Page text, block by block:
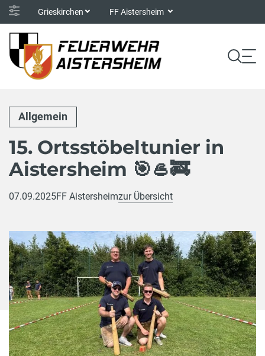
Grieskirchen FF Aistersheim
Allgemein
15. Ortsstöbeltunier in
Aistersheim 🎯🥌🚒
07.09.2025FF Aistersheimzur Übersicht